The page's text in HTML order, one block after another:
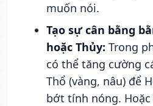
muốn nói.
Tạo sự cân bằng
hoặc Thủy: Trong
có thể tăng cường
Thổ (vàng, nâu) để
bớt tính nóng. Hoặc